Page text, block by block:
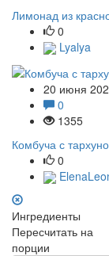
Лимонад из
0
Lyalya
20 июня
0
1355
Комбуча с
0
Ингредиенты
Пересчитать на
порции